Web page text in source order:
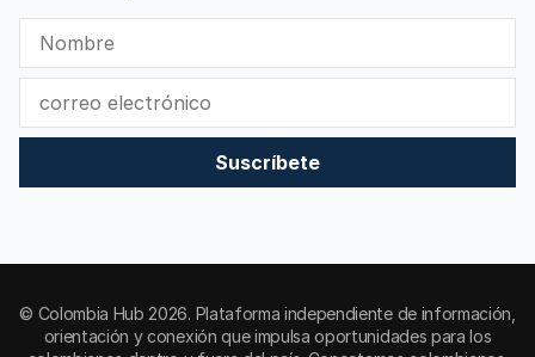
Suscríbete
© Colombia Hub 2026. Plataforma independiente de información,
orientación y conexión que impulsa oportunidades para los